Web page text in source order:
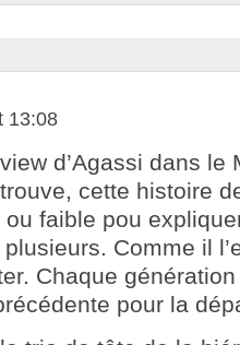
13:08
d’Agassi dans le
cette histoire
faible pou
plusieurs. Comme il
Chaque génération
pour la